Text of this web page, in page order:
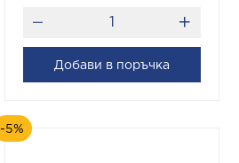
Добави в поръчка
-5%